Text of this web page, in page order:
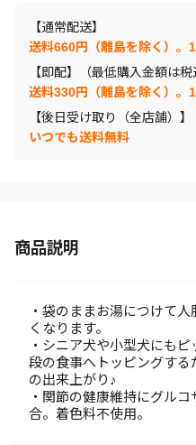
【通常配送】
送料660円（離島を除く）。
【即配】（最低購入金額は税
送料330円（離島を除く）。
【後日受け取り（全店舗）】
いつでも送料無料
商品説明
・袋のままお湯につけて
くなります。
・シニア犬や小型犬にも
段の食事へトッピングす
の出来上がり♪
・関節の健康維持にグル
合。着色料不使用。